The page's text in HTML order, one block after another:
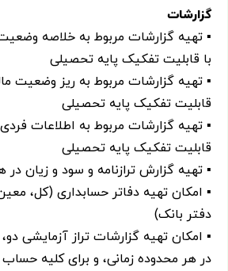
گزارشات
▪ تهیه گزارشات مربوط به خلاصه
با قابلیت تفکیک پایه تحصیلی
▪ تهیه گزارشات مربوط به ریز وضعیت
قابلیت تفکیک پایه تحصیلی
▪ تهیه گزارشات مربوط به اطلاعات
قابلیت تفکیک پایه تحصیلی
▪ تهیه گزارش ترازنامه و سود و زیان در
▪ امکان تهیه دفاتر حسابداری (کل،
دفتر بانک)
▪ امکان تهیه گزارشات تراز آزمایشی
در هر محدوده زمانی، و برای کلیه